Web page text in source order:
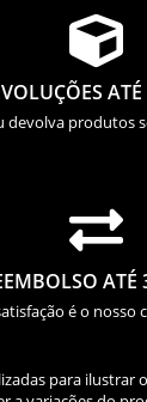

devolva produtos

ATÉ
é o nosso
para ilustrar